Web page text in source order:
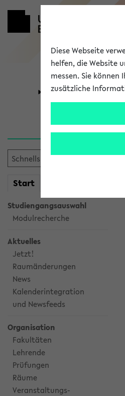
Universität
Start
Studiengangsauswahl
Modulrecherche
Aktuelles
Jetzt!
Raumänderungen
News
Kalenderintegration
und Newsfeeds
Organisation
Fakultäten
Lehrende
Prüfungen
Räume
Veranstaltungs-
Diese Webseite
helfen, die Website
messen. Sie
zusätzliche